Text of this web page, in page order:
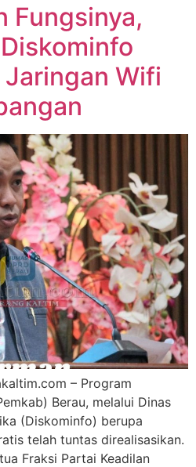
Fungsinya,
Wifi
– Program
Berau, melalui Dinas
(Diskominfo) berupa
telah tuntas direalisasikan.
Fraksi Partai Keadilan